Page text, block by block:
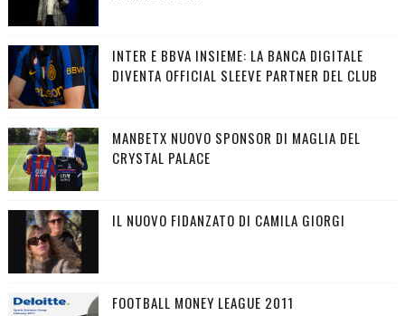
INTER E BBVA INSIEME: LA BANCA DIGITALE
DIVENTA OFFICIAL SLEEVE PARTNER DEL CLUB
MANBETX NUOVO SPONSOR DI MAGLIA DEL
CRYSTAL PALACE
IL NUOVO FIDANZATO DI CAMILA GIORGI
FOOTBALL MONEY LEAGUE 2011